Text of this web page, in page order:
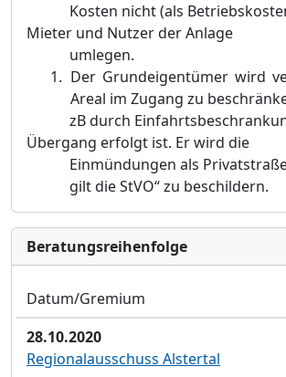
Kosten nicht (als
Mieter und Nutzer der Anlage
umlegen.
Der Grundeigentümer wird
Areal im Zugang zu
zB durch
Übergang erfolgt ist. Er wird die
Einmündungen als
gilt die StVO“ zu beschildern.
Bera­tungs­reihen­folge
Datum/Gremium
28.10.2020
Regionalausschuss Alstertal